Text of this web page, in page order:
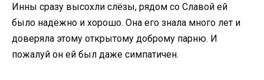
Инны сразу высохли слёзы, рядом со Славой ей
было надёжно и хорошо. Она его знала много лет и
доверяла этому открытому доброму парню. И
пожалуй он ей был даже симпатичен.